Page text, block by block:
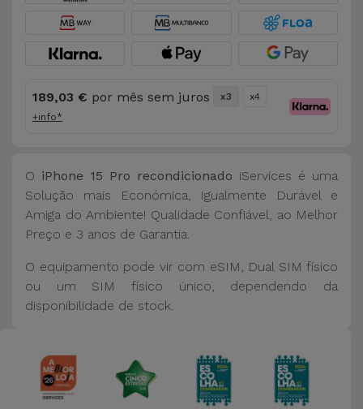
189,03 € por mês sem juros x3
x4
+info*
O iPhone 15 Pro recondicionado iServices é uma
Solução mais Económica, Igualmente Durável e
Amiga do Ambiente! Qualidade Confiável, ao Melhor
Preço e 3 anos de Garantia.
O equipamento pode vir com eSIM, Dual SIM físico
ou um SIM físico único, dependendo da
disponibilidade de stock.